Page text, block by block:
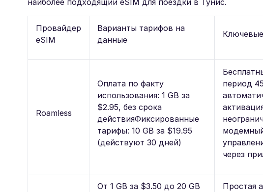
наиболее подходящий eSIM для поездки в Тунис.
Провайдер
eSIM
Варианты тарифов на
данные
Roamless
Оплата по факту
использования: 1 GB за
$2.95, без срока
действияФиксированные
тарифы: 10 GB за $19.95
(действуют 30 дней)
период
через
От 1 GB за $3.50 до 20 GB
Простая